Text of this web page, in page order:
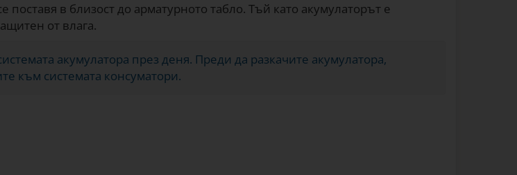
в близост до арматурното табло. Тъй като акумулаторът е
от влага.
акумулатора през деня. Преди да разкачите акумулатора,
към системата консуматори.